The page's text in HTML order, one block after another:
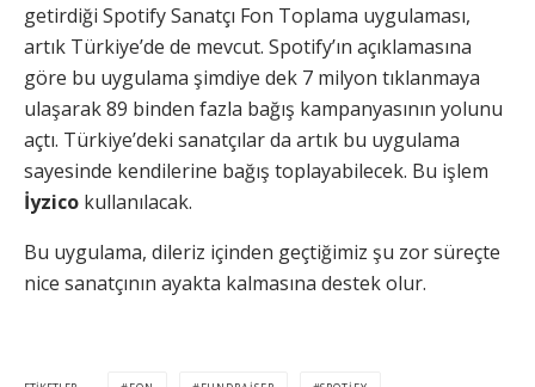
getirdiği Spotify Sanatçı Fon Toplama uygulaması,
artık Türkiye’de de mevcut. Spotify’ın açıklamasına
göre bu uygulama şimdiye dek 7 milyon tıklanmaya
ulaşarak 89 binden fazla bağış kampanyasının yolunu
açtı. Türkiye’deki sanatçılar da artık bu uygulama
sayesinde kendilerine bağış toplayabilecek. Bu işlem
İyzico kullanılacak.
Bu uygulama, dileriz içinden geçtiğimiz şu zor süreçte
nice sanatçının ayakta kalmasına destek olur.